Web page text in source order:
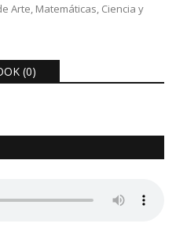
Arte, Matemáticas, Ciencia y
(0)